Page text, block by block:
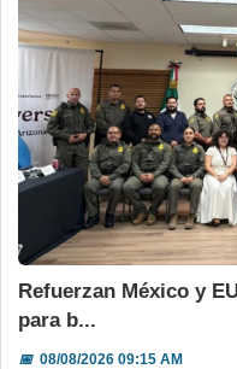
Refuerzan México y
para b...
📅08/08/2026 09:15 AM